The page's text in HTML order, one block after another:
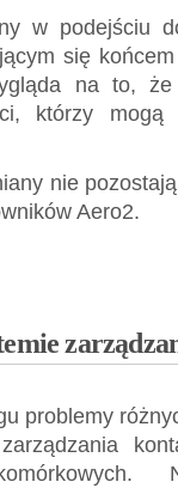
w podejściu
się
na to,
którzy mogą
nie
Aero2.
problemy